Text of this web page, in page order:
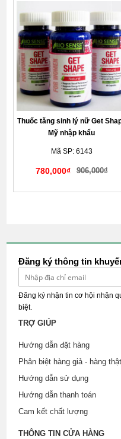
Thuốc tăng sinh lý nữ Get
Mỹ nhập khẩu
Mã SP: 6143
780,000₫ 906,000₫
Đăng ký thông tin
Đăng ký nhận tin cơ hội nhận
biệt.
TRỢ GIÚP
Hướng dẫn đặt hàng
Phân biệt hàng giả - hàng thật
Hướng dẫn sử dụng
Hướng dẫn thanh toán
Cam kết chất lượng
THÔNG TIN CỬA HÀNG